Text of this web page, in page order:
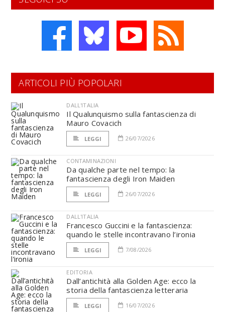
ARTICOLI PIÙ POPOLARI
DALL'ITALIA
Il Qualunquismo sulla fantascienza di
Mauro Covacich
LEGGI 26/07/2026
CONTAMINAZIONI
Da qualche parte nel tempo: la
fantascienza degli Iron Maiden
LEGGI 26/07/2026
DALL'ITALIA
Francesco Guccini e la fantascienza:
quando le stelle incontravano l’ironia
LEGGI 7/08/2026
EDITORIA
Dall’antichità alla Golden Age: ecco la
storia della fantascienza letteraria
LEGGI 16/07/2026